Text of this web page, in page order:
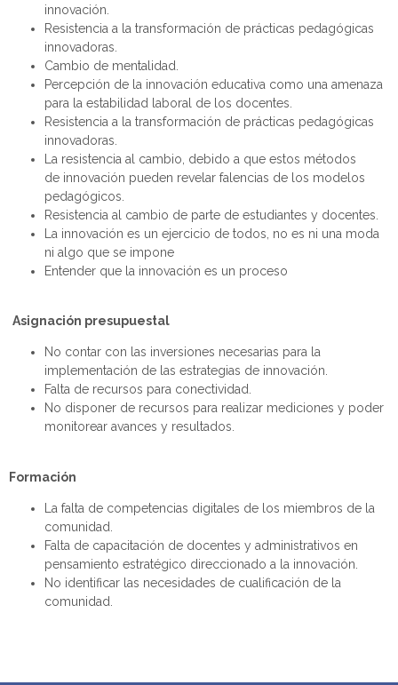
innovación.
Resistencia a la transformación de prácticas pedagógicas
innovadoras.
Cambio de mentalidad.
Percepción de la innovación educativa como una amenaza
para la estabilidad laboral de los docentes.
Resistencia a la transformación de prácticas pedagógicas
innovadoras.
La resistencia al cambio, debido a que estos métodos
de innovación pueden revelar falencias de los modelos
pedagógicos.
Resistencia al cambio de parte de estudiantes y docentes.
La innovación es un ejercicio de todos, no es ni una moda
ni algo que se impone
Entender que la innovación es un proceso
Asignación presupuestal
No contar con las inversiones necesarias para la
implementación de las estrategias de innovación.
Falta de recursos para conectividad.
No disponer de recursos para realizar mediciones y poder
monitorear avances y resultados.
Formación
La falta de competencias digitales de los miembros de la
comunidad.
Falta de capacitación de docentes y administrativos en
pensamiento estratégico direccionado a la innovación.
No identificar las necesidades de cualificación de la
comunidad.